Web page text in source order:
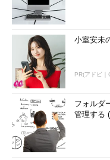
小室安未
PR(アドビ
フォルダ
管理する